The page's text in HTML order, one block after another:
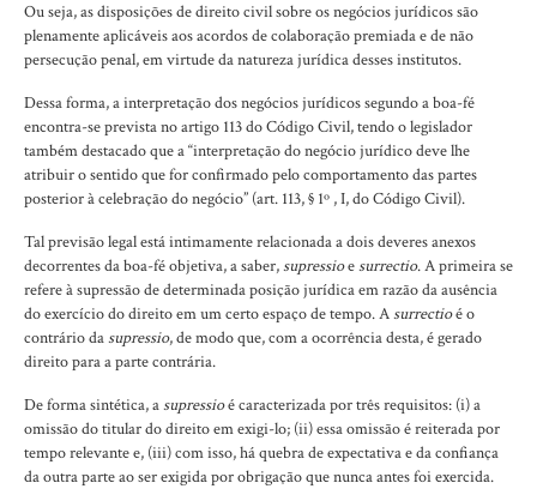
Ou seja, as disposições de direito civil sobre os negócios jurídicos são
plenamente aplicáveis aos acordos de colaboração premiada e de não
persecução penal, em virtude da natureza jurídica desses institutos.
Dessa forma, a interpretação dos negócios jurídicos segundo a boa-fé
encontra-se prevista no artigo 113 do Código Civil, tendo o legislador
também destacado que a “interpretação do negócio jurídico deve lhe
atribuir o sentido que for confirmado pelo comportamento das partes
posterior à celebração do negócio” (art. 113, § 1º , I, do Código Civil).
Tal previsão legal está intimamente relacionada a dois deveres anexos
decorrentes da boa-fé objetiva, a saber,supressioesurrectio. A primeira se
refere à supressão de determinada posição jurídica em razão da ausência
do exercício do direito em um certo espaço de tempo. Asurrectioé o
contrário dasupressio, de modo que, com a ocorrência desta, é gerado
direito para a parte contrária.
De forma sintética, asupressioé caracterizada por três requisitos: (i) a
omissão do titular do direito em exigi-lo; (ii) essa omissão é reiterada por
tempo relevante e, (iii) com isso, há quebra de expectativa e da confiança
da outra parte ao ser exigida por obrigação que nunca antes foi exercida.